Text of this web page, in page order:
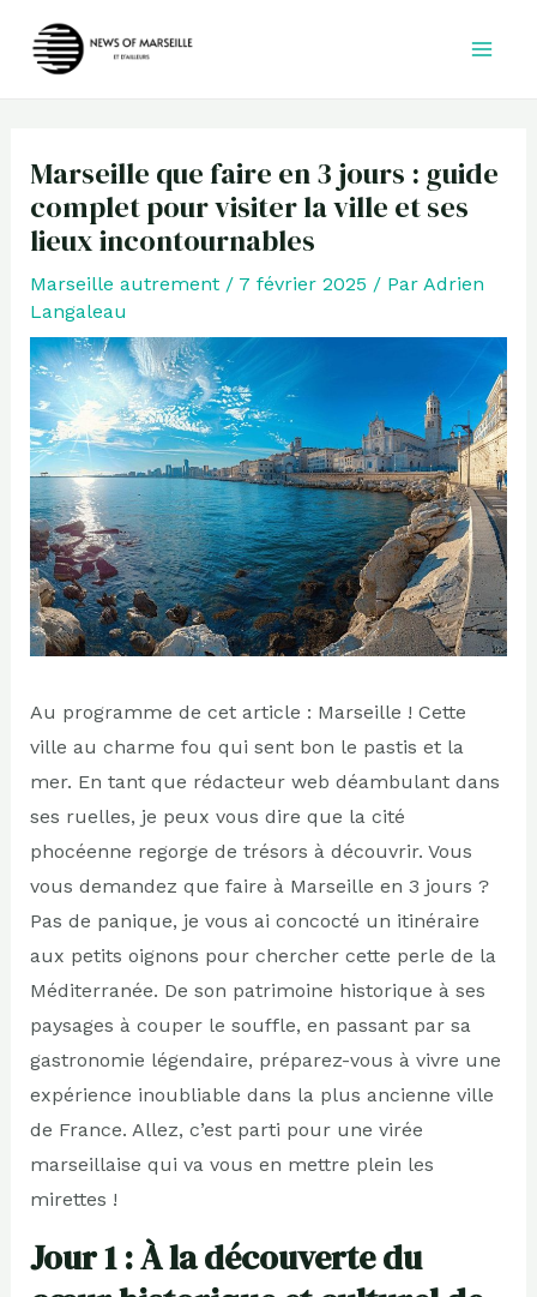
Marseille que faire en 3 jours : guide
complet pour visiter la ville et ses
lieux incontournables
Marseille autrement/ 7 février 2025 / Par Adrien
Langaleau
Au programme de cet article : Marseille ! Cette
ville au charme fou qui sent bon le pastis et la
mer. En tant que rédacteur web déambulant dans
ses ruelles, je peux vous dire que la cité
phocéenne regorge de trésors à découvrir. Vous
vous demandez que faire à Marseille en 3 jours ?
Pas de panique, je vous ai concocté un itinéraire
aux petits oignons pour chercher cette perle de la
Méditerranée. De son patrimoine historique à ses
paysages à couper le souffle, en passant par sa
gastronomie légendaire, préparez-vous à vivre une
expérience inoubliable dans la plus ancienne ville
de France. Allez, c’est parti pour une virée
marseillaise qui va vous en mettre plein les
mirettes !
Jour 1 : À la découverte du